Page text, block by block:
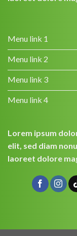
Menu link 1
Menu link 2
Menu link 3
Menu link 4
Lorem ipsum
elit, sed diam
laoreet dolore